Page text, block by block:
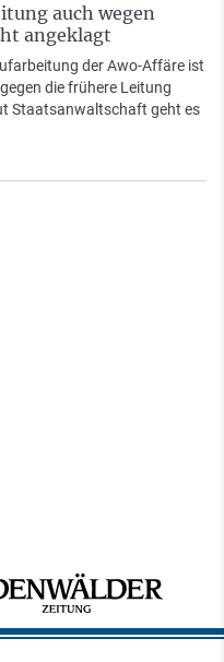
auch wegen
angeklagt
der Awo-Affäre ist
die frühere Leitung
Staatsanwaltschaft geht es